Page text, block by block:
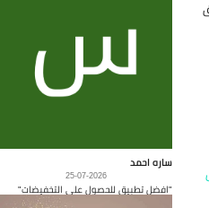
ساره احمد
25-07-2026
"افضل تطبيق للحصول على التخفيضات"